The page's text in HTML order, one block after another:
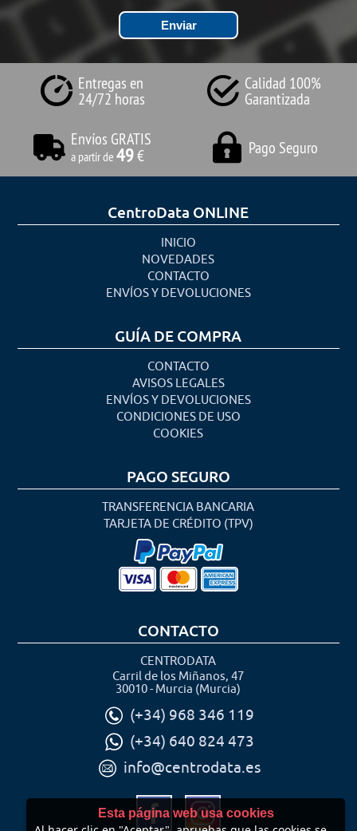
Entregas en
24/72 horas
Calidad 100%
Garantizada
Envíos GRATIS
a partir de49€ Pago Seguro
CentroData ONLINE
INICIO
NOVEDADES
CONTACTO
ENVÍOS Y DEVOLUCIONES
GUÍA DE COMPRA
CONTACTO
AVISOS LEGALES
ENVÍOS Y DEVOLUCIONES
CONDICIONES DE USO
COOKIES
PAGO SEGURO
TRANSFERENCIA BANCARIA
TARJETA DE CRÉDITO (TPV)
CONTACTO
CENTRODATA
Carril de los Miñanos, 47
30010 - Murcia (Murcia)
(+34) 968 346 119
(+34) 640 824 473
info@centrodata.es
Esta página web usa cookies